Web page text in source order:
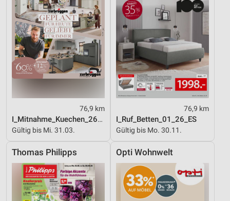
76,9 km
I_Mitnahme_Kuechen_26_ES
Gültig bis Mi. 31.03.
76,9 km
I_Ruf_Betten_01_26_ES
Gültig bis Mo. 30.11.
Thomas Philipps Opti Wohnwelt